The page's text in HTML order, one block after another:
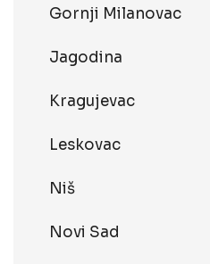
Gornji Milanovac
Jagodina
Kragujevac
Leskovac
Niš
Novi Sad